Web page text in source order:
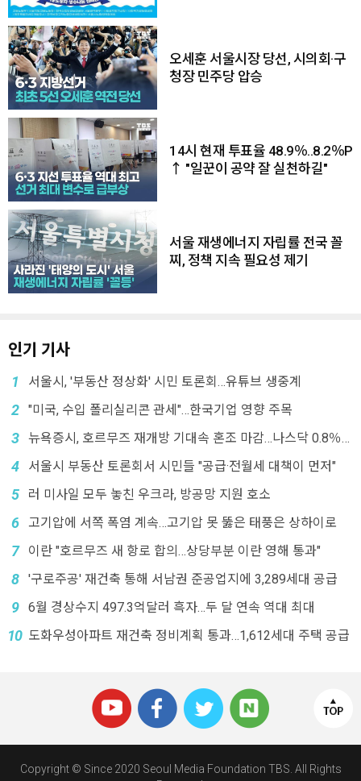
오세훈 서울시장 당선, 시의회·구
청장 민주당 압승
14시 현재 투표율 48.9％..8.2％P
↑ "일꾼이 공약 잘 실천하길"
서울 재생에너지 자립률 전국 꼴
찌, 정책 지속 필요성 제기
인기 기사
1 서울시, '부동산 정상화' 시민 토론회…유튜브 생중계
2 "미국, 수입 폴리실리콘 관세"…한국기업 영향 주목
3
뉴욕증시, 호르무즈 재개방 기대속 혼조 마감…나스닥 0.8％
4 서울시 부동산 토론회서 시민들 "공급·전월세 대책이 먼저"
5 러 미사일 모두 놓친 우크라, 방공망 지원 호소
6 고기압에 서쪽 폭염 계속…고기압 못 뚫은 태풍은 상하이로
7 이란 "호르무즈 새 항로 합의…상당부분 이란 영해 통과"
8 '구로주공' 재건축 통해 서남권 준공업지에 3,289세대 공급
9 6월 경상수지 497.3억달러 흑자…두 달 연속 역대 최대
10 도화우성아파트 재건축 정비계획 통과…1,612세대 주택 공급
Copyright © Since 2020 Seoul Media Foundation TBS. All Rights